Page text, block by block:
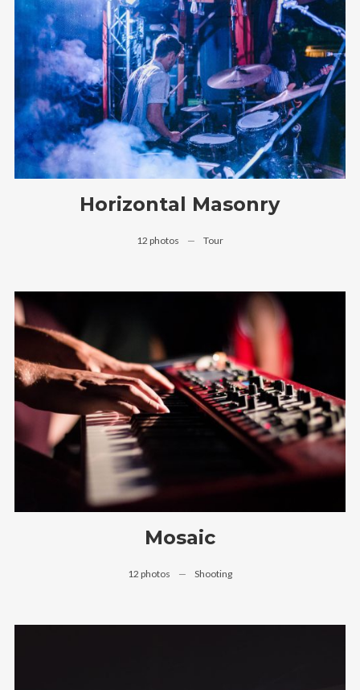
Horizontal Masonry
12 photos — Tour
Mosaic
12 photos — Shooting